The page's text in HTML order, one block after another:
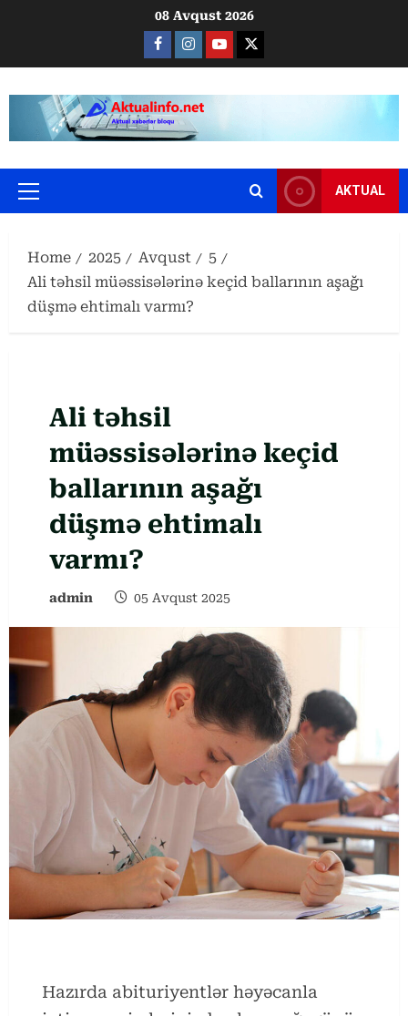
08 Avqust 2026
Facebook
Instagram
Youtube
X
Primary
AKTUAL
Home 2025 Avqust
5
Ali təhsil müəssisələrinə keçid ballarının aşağı
düşmə ehtimalı varmı?
Ali təhsil
müəssisələrinə keçid
ballarının aşağı
düşmə ehtimalı
varmı?
admin 05 Avqust 2025
Hazırda abituriyentlər həyəcanla